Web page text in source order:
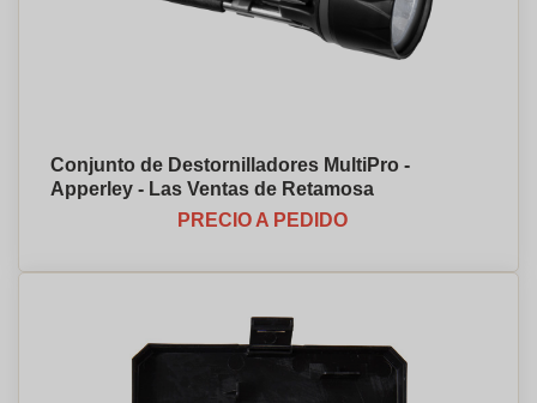
Conjunto de Destornilladores MultiPro -
Apperley - Las Ventas de Retamosa
PRECIO A PEDIDO